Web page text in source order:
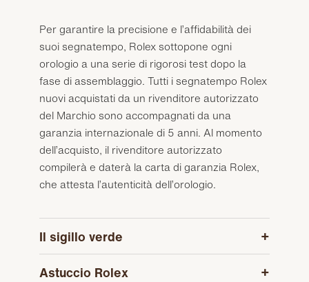
Per garantire la precisione e l’affidabilità dei
suoi segnatempo, Rolex sottopone ogni
orologio a una serie di rigorosi test dopo la
fase di assemblaggio. Tutti i segnatempo Rolex
nuovi acquistati da un rivenditore autorizzato
del Marchio sono accompagnati da una
garanzia internazionale di 5 anni. Al momento
dell’acquisto, il rivenditore autorizzato
compilerà e daterà la carta di garanzia Rolex,
che attesta l’autenticità dell’orologio.
Il sigillo verde
Astuccio Rolex